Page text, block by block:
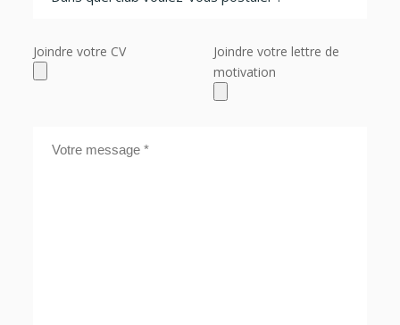
Joindre votre CV
Joindre votre lettre de
motivation